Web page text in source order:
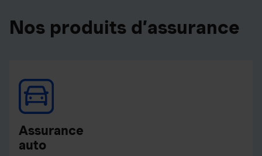
Nos produits d’assurance
Assurance
auto